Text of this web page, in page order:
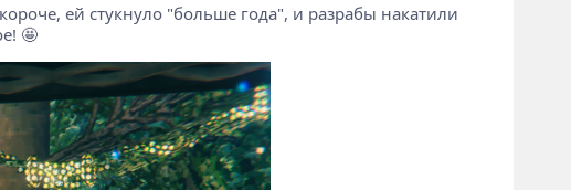
ей стукнуло "больше года", и разрабы накатили
🤩